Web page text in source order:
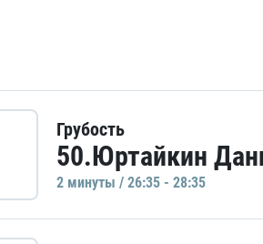
Грубость
50.Юртайкин
2 минуты / 26:35 - 28:35